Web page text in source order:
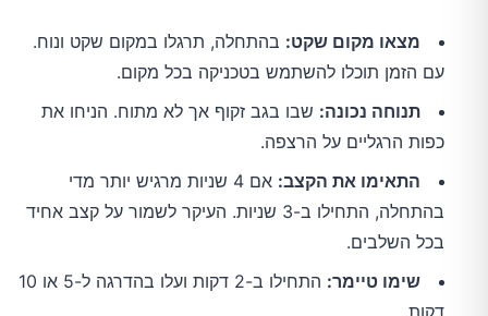
מצאו מקום שקט: בהתחלה, תרגלו במקום שקט ונוח.
עם הזמן תוכלו להשתמש בטכניקה בכל מקום.
תנוחה נכונה: שבו בגב זקוף אך לא מתוח. הניחו את
כפות הרגליים על הרצפה.
התאימו את הקצב:
אם 4 שניות מרגיש יותר מדי
בהתחלה, התחילו ב-3 שניות. העיקר לשמור על קצב אחיד
בכל השלבים.
שימו טיימר:
התחילו ב-2 דקות ועלו בהדרגה ל-5 או 10
דקות.